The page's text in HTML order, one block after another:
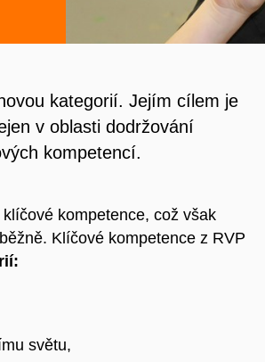
kategorií. Jejím cílem je
v oblasti dodržování
kompetencí.
kompetence, což však
Klíčové kompetence z RVP
světu,